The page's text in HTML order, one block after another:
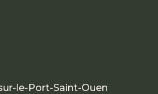
le-Port-Saint-Ouen